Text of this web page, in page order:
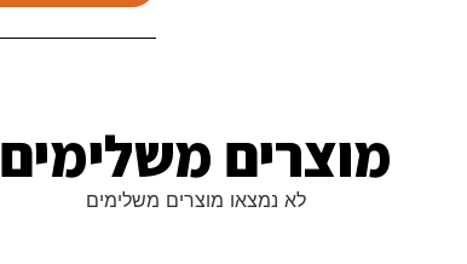
מוצרים משלימים​
לא נמצאו מוצרים משלימים